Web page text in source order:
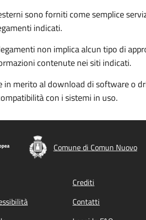
sono forniti come semplice
indicati.
non implica alcun tipo di
contenute nei siti indicati.
in merito al download di software o
con i sistemi in uso.
Comune di Comun Nuovo
Crediti
Contatti